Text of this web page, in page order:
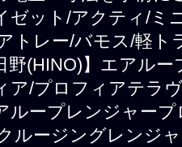
ゼット/アクティ/ミ
トレー/バモス/軽ト
野(HINO)】エアル
ア/プロフィアテラ
ループレンジャー
ルージングレンジ